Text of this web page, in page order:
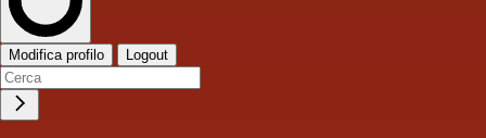
Modifica profilo Logout